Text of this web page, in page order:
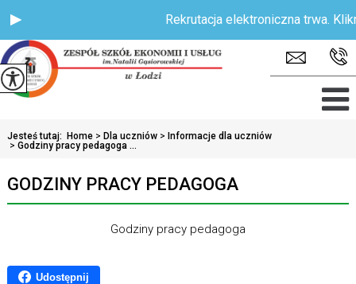
Rekrutacja elektroniczna trwa.
Jesteś tutaj: Home > Dla uczniów > Informacje dla uczniów
> Godziny pracy pedagoga ...
GODZINY PRACY PEDAGOGA
Godziny pracy pedagoga
Udostępnij